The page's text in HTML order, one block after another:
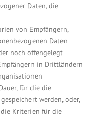
Daten, die
von Empfängern,
Daten
noch offengelegt
in Drittländern
für die die
werden, oder,
Kriterien für die